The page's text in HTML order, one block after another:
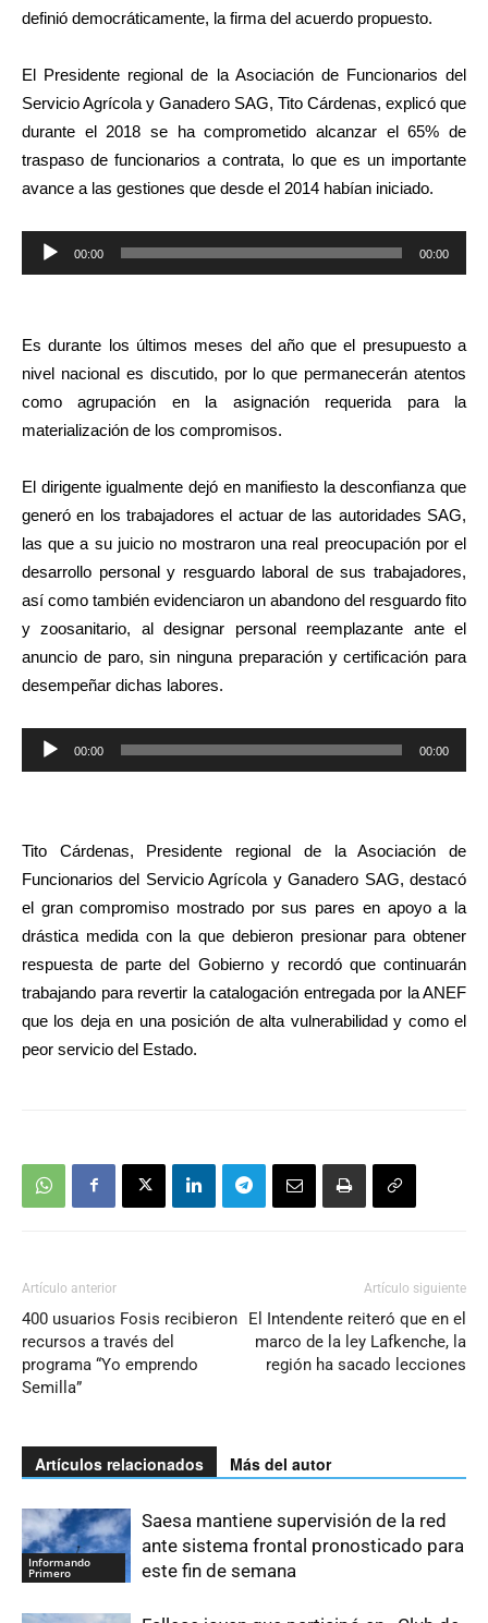
definió democráticamente, la firma del acuerdo propuesto.
El Presidente regional de la Asociación de Funcionarios del
Servicio Agrícola y Ganadero SAG, Tito Cárdenas, explicó que
durante el 2018 se ha comprometido alcanzar el 65% de
traspaso de funcionarios a contrata, lo que es un importante
avance a las gestiones que desde el 2014 habían iniciado.
Reproductor
de
00:00 00:00
Es durante los últimos meses del año que el presupuesto a
nivel nacional es discutido, por lo que permanecerán atentos
como agrupación en la asignación requerida para la
materialización de los compromisos.
El dirigente igualmente dejó en manifiesto la desconfianza que
generó en los trabajadores el actuar de las autoridades SAG,
las que a su juicio no mostraron una real preocupación por el
desarrollo personal y resguardo laboral de sus trabajadores,
así como también evidenciaron un abandono del resguardo fito
y zoosanitario, al designar personal reemplazante ante el
anuncio de paro, sin ninguna preparación y certificación para
desempeñar dichas labores.
Reproductor
de
00:00 00:00
Tito Cárdenas, Presidente regional de la Asociación de
Funcionarios del Servicio Agrícola y Ganadero SAG, destacó
el gran compromiso mostrado por sus pares en apoyo a la
drástica medida con la que debieron presionar para obtener
respuesta de parte del Gobierno y recordó que continuarán
trabajando para revertir la catalogación entregada por la ANEF
que los deja en una posición de alta vulnerabilidad y como el
peor servicio del Estado.
Artículo anterior
400 usuarios Fosis recibieron
recursos a través del
programa “Yo emprendo
Semilla”
Artículo siguiente
El Intendente reiteró que en el
marco de la ley Lafkenche, la
región ha sacado lecciones
Artículos relacionados Más del autor
Informando
Primero
Saesa mantiene supervisión de la red
ante sistema frontal pronosticado para
este fin de semana